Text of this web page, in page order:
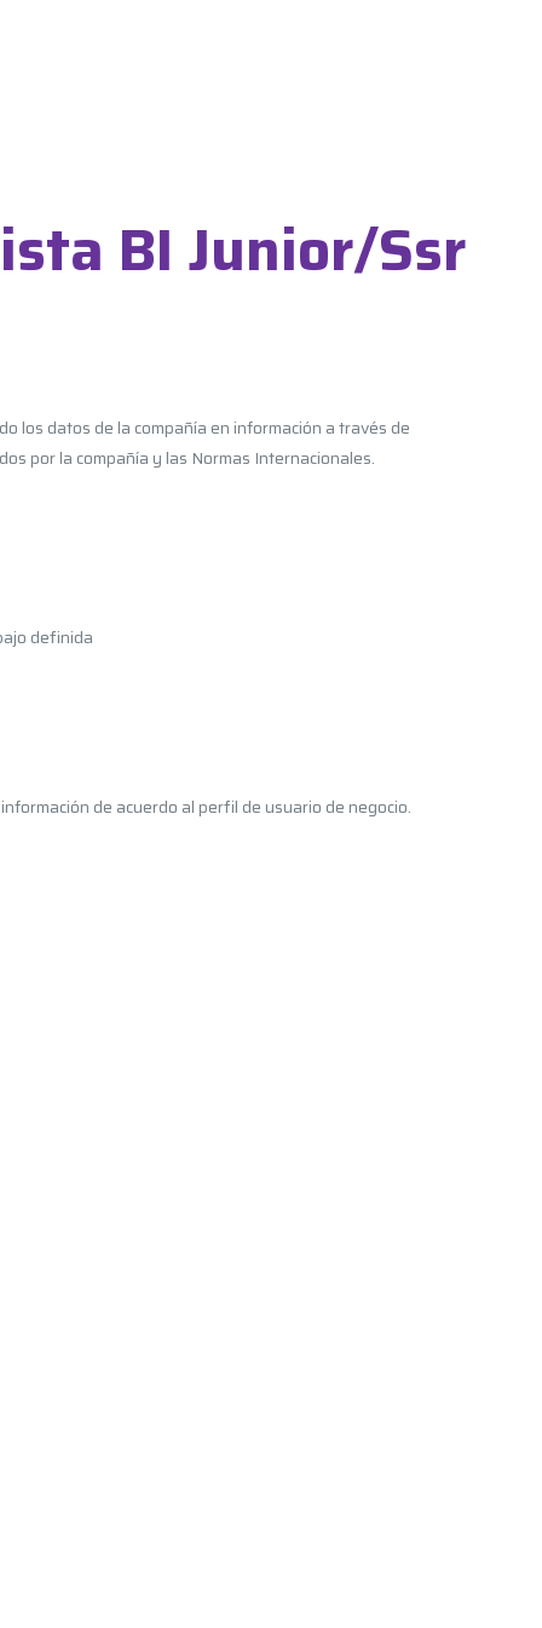
BI Junior/Ssr
los datos de la compañía en información a través de
por la compañía y las Normas Internacionales.
definida
de acuerdo al perfil de usuario de negocio.